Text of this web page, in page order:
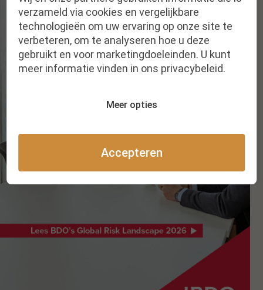
verzameld via cookies en vergelijkbare
technologieën om uw ervaring op onze site te
verbeteren, om te analyseren hoe u deze
gebruikt en voor marketingdoeleinden. U kunt
meer informatie vinden in ons privacybeleid.
Meer opties
Accepteren